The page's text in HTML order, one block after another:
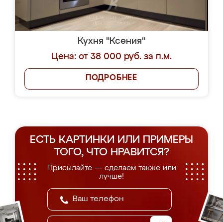
Кухня "Ксения"
Цена: от 38 000 руб. за п.м.
ПОДРОБНЕЕ
ЕСТЬ КАРТИНКИ ИЛИ ПРИМЕРЫ
ТОГО, ЧТО НРАВИТСЯ?
Присылайте — сделаем также или
лучше!